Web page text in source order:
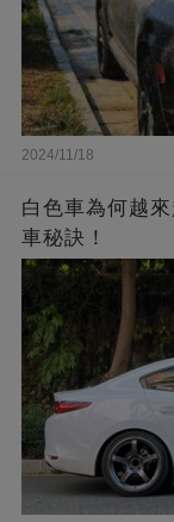
2024/11/18
白色車為何越
車秘訣！